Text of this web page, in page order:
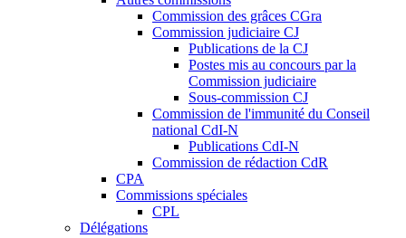
Commission des grâces CGra
Commission judiciaire CJ
Publications de la CJ
Postes mis au concours par la
Commission judiciaire
Sous-commission CJ
Commission de l'immunité du Conseil
national CdI-N
Publications CdI-N
Commission de rédaction CdR
CPA
Commissions spéciales
CPL
Délégations